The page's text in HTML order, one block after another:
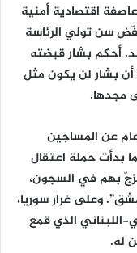
اقتصادية أمنية
سن تولي الرئاسة
الأسد. أحكم بشار قبضته
بنسبة 97.29%، ظنًا أن بشار لن يكون مثل
مجدها.
عن المساجين
بدأت حملة اعتقال
بهم في السجون،
وعلى غرار سوريا،
اللبناني الذي قمع
له.